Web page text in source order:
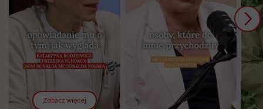
Zobacz więcej